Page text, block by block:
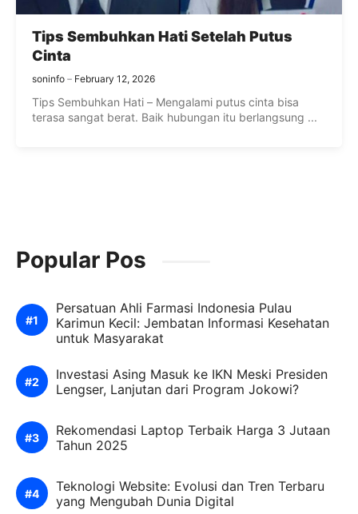
Tips Sembuhkan Hati Setelah Putus
Cinta
soninfo February 12, 2026
Tips Sembuhkan Hati – Mengalami putus cinta bisa
terasa sangat berat. Baik hubungan itu berlangsung ...
Popular Pos
Persatuan Ahli Farmasi Indonesia Pulau
Karimun Kecil: Jembatan Informasi Kesehatan
untuk Masyarakat
Investasi Asing Masuk ke IKN Meski Presiden
Lengser, Lanjutan dari Program Jokowi?
Rekomendasi Laptop Terbaik Harga 3 Jutaan
Tahun 2025
Teknologi Website: Evolusi dan Tren Terbaru
yang Mengubah Dunia Digital